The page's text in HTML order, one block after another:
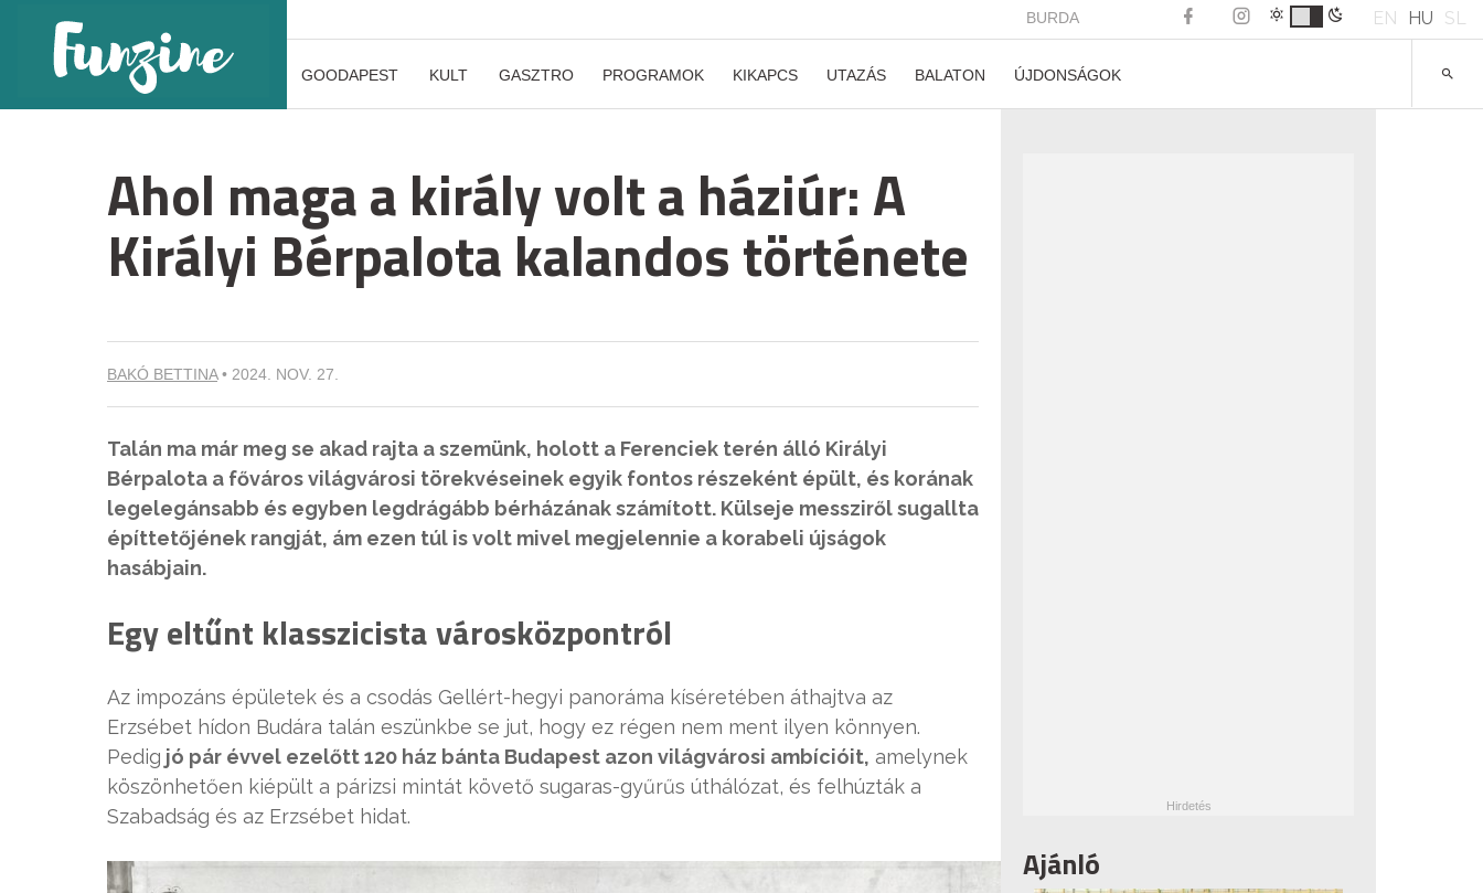
BURDA EN HU SL
GOODAPEST KULT GASZTRO PROGRAMOK KIKAPCS UTAZÁS BALATON ÚJDONSÁGOK
Ahol maga a király volt a háziúr: A
Királyi Bérpalota kalandos története
BAKÓ BETTINA• 2024. NOV. 27.
Talán ma már meg se akad rajta a szemünk, holott a Ferenciek terén álló Királyi
Bérpalota a főváros világvárosi törekvéseinek egyik fontos részeként épült, és korának
legelegánsabb és egyben legdrágább bérházának számított. Külseje messziről sugallta
építtetőjének rangját, ám ezen túl is volt mivel megjelennie a korabeli újságok
hasábjain.
Egy eltűnt klasszicista városközpontról
Az impozáns épületek és a csodás Gellért-hegyi panoráma kíséretében áthajtva az
Erzsébet hídon Budára talán eszünkbe se jut, hogy ez régen nem ment ilyen könnyen.
Pedig jó pár évvel ezelőtt 120 ház bánta Budapest azon világvárosi ambícióit, amelynek
köszönhetően kiépült a párizsi mintát követő sugaras-gyűrűs úthálózat, és felhúzták a
Szabadság és az Erzsébet hidat.
Ajánló